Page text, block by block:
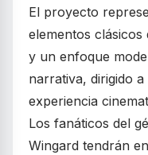
El proyecto
elementos
y un enfoque
narrativa, dirigido
experiencia
Los fanáticos del
Wingard tendrán